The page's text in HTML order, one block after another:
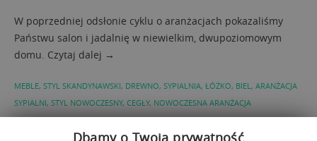
W poprzedniej odsłonie cyklu o aranżacjach pokazaliśmy
Państwu salon i jadalnię w niewielkim, dwupoziomowym
domu. Czytaj dalej →
MEBLE, STYL SKANDYNAWSKI, DREWNO, SYPIALNIA, ŁÓŻKO, BIEL, ARANŻACJA
SYPIALNI, STYL NOWOCZESNY, CEGŁY, NOWOCZESNA ARANŻACJA
Dbamy o Twoją prywatność